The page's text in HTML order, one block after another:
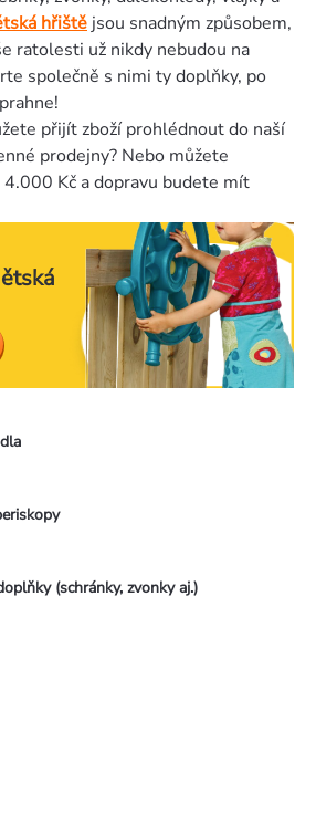
hřiště jsou snadným způsobem,
ratolesti už nikdy nebudou na
společně s nimi ty doplňky, po
přijít zboží prohlédnout do naší
prodejny? Nebo můžete
Kč a dopravu budete mít
(schránky, zvonky aj.)